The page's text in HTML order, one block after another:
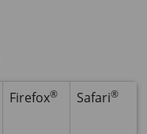
Firefox® Safari®